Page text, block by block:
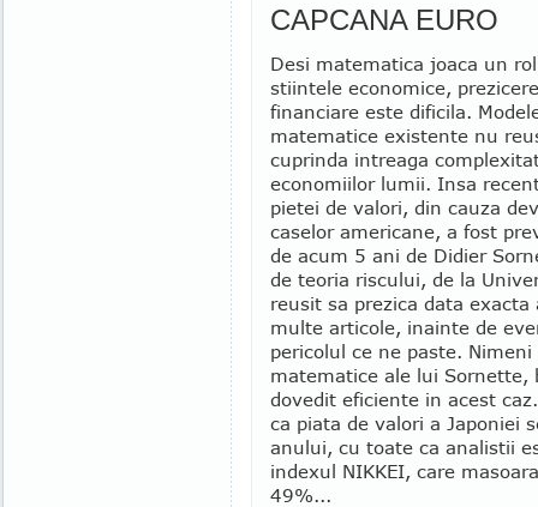
CAPCANA EURO
Desi matematica joaca un
stiintele economice,
financiare este dificila.
matematice existente nu
cuprinda intreaga
economiilor lumii. Insa
pietei de valori, din cauza
caselor americane, a fost
de acum 5 ani de Didier
de teoria riscului, de la
reusit sa prezica data
multe articole, inainte de
pericolul ce ne paste.
matematice ale lui Sornette,
dovedit eficiente in acest
ca piata de valori a Japoniei
anului, cu toate ca analistii
indexul NIKKEI, care
49%...